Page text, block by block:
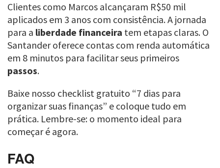
Clientes como Marcos alcançaram R$50 mil
aplicados em 3 anos com consistência. A jornada
para a liberdade financeira tem etapas claras. O
Santander oferece contas com renda automática
em 8 minutos para facilitar seus primeiros
passos.
Baixe nosso checklist gratuito “7 dias para
organizar suas finanças” e coloque tudo em
prática. Lembre-se: o momento ideal para
começar é agora.
FAQ